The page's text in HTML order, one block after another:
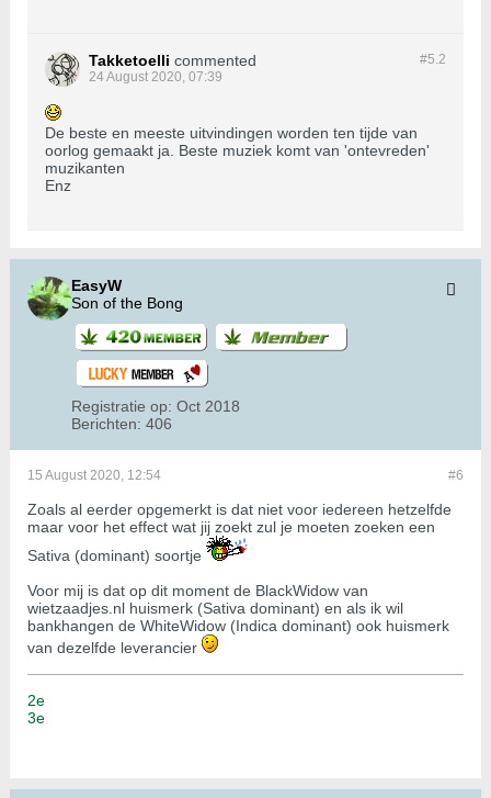
#5.2
Takketoelli commented
24 August 2020, 07:39
De beste en meeste uitvindingen worden ten tijde van
oorlog gemaakt ja. Beste muziek komt van 'ontevreden'
muzikanten
Enz
EasyW
Son of the Bong
Registratie op: Oct 2018
Berichten: 406
#6
15 August 2020, 12:54
Zoals al eerder opgemerkt is dat niet voor iedereen hetzelfde
maar voor het effect wat jij zoekt zul je moeten zoeken een
Sativa (dominant) soortje
Voor mij is dat op dit moment de BlackWidow van
wietzaadjes.nl huismerk (Sativa dominant) en als ik wil
bankhangen de WhiteWidow (Indica dominant) ook huismerk
van dezelfde leverancier
2e
3e